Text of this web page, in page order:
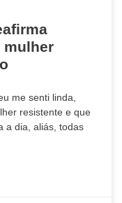
mulher
me senti linda,
resistente e que
a dia, aliás, todas